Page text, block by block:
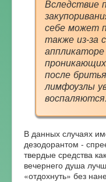
Вследствие
себе может
также из-за
после
лимфоузлы
воспаляются.
В данных случаях
дезодорантом -
твердые средства
вечернего душа
«отдохнуть» без